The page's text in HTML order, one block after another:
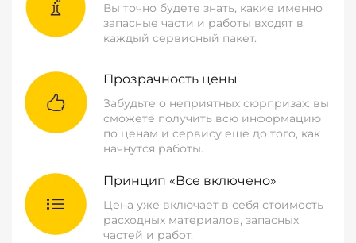
Вы точно будете знать, какие именно
запасные части и работы входят в
каждый сервисный пакет.
Прозрачность цены
Забудьте о неприятных сюрпризах: вы
сможете получить всю информацию
по ценам и сервису еще до того, как
начнутся работы.
Принцип «Все включено»
Цена уже включает в себя стоимость
расходных материалов, запасных
частей и работ.